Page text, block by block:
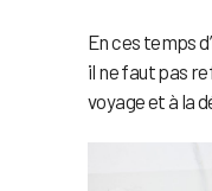
En ces temps
il ne faut pas
voyage et à la